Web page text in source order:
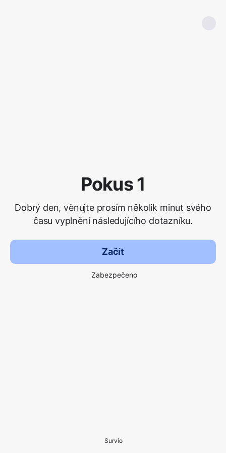
Pokus 1
Dobrý den, věnujte prosím několik minut svého
času vyplnění následujícího dotazníku.
Začít
Zabezpečeno
Survio